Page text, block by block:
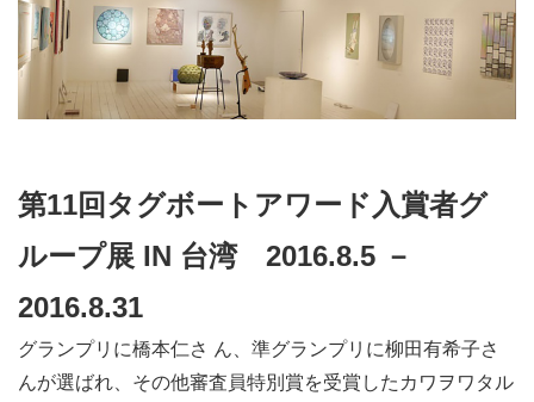
第11回タグボートアワード入賞者グ
ループ展 IN 台湾 2016.8.5 －
2016.8.31
グランプリに橋本仁さ ん、準グランプリに柳田有希子さ
んが選ばれ、その他審査員特別賞を受賞したカワヲワタル